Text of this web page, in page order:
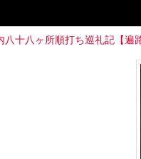
八十八ヶ所順打ち巡礼記【遍